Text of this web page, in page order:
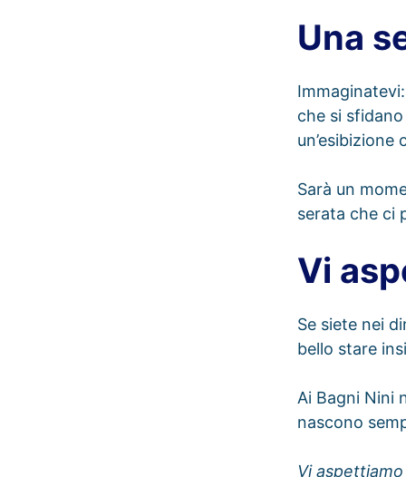
Una
che si
un’esibizione
Sarà un
serata che ci
Vi
Se siete nei
bello stare
Ai Bagni Nini
nascono
Vi